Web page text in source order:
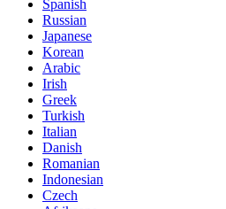
Spanish
Russian
Japanese
Korean
Arabic
Irish
Greek
Turkish
Italian
Danish
Romanian
Indonesian
Czech